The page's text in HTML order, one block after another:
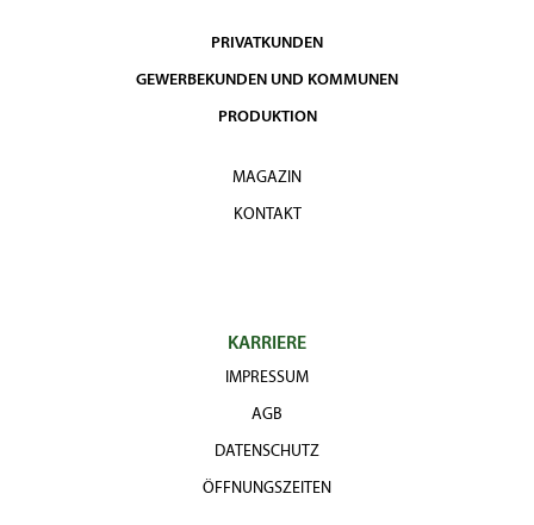
PRIVATKUNDEN
GEWERBEKUNDEN UND KOMMUNEN
PRODUKTION
MAGAZIN
KONTAKT
KARRIERE
IMPRESSUM
AGB
DATENSCHUTZ
ÖFFNUNGSZEITEN